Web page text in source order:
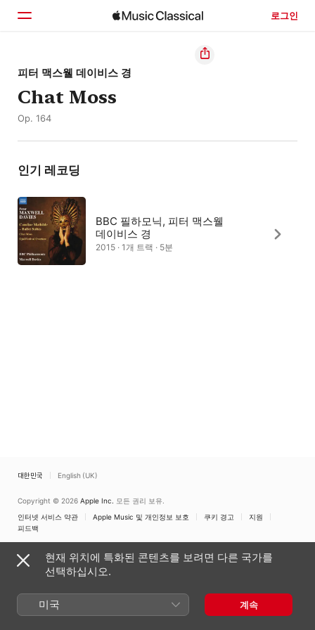
로그인
홈
둘러보기
피터 맥스웰 데이비스 경
Chat Moss
Op. 164
인기 레코딩
BBC 필하모닉, 피터 맥스웰
데이비스 경
2015 · 1개 트랙 · 5분
대한민국 English (UK)
Copyright © 2026 Apple Inc. 모든 권리 보유.
인터넷 서비스 약관
Apple Music 및 개인정보 보호 쿠키 경고
지원
피드백
현재 위치에 특화된 콘텐츠를 보려면 다른 국가를
선택하십시오.
미국 계속